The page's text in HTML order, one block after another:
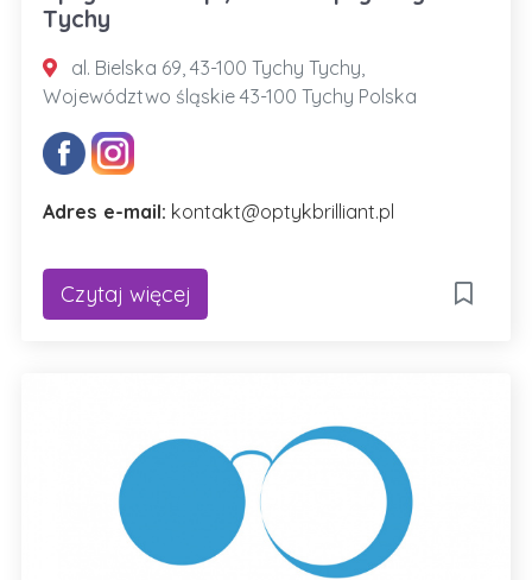
Tychy
al. Bielska 69, 43-100 Tychy Tychy,
Województwo śląskie 43-100 Tychy Polska
Adres e-mail: kontakt@optykbrilliant.pl
Czytaj więcej